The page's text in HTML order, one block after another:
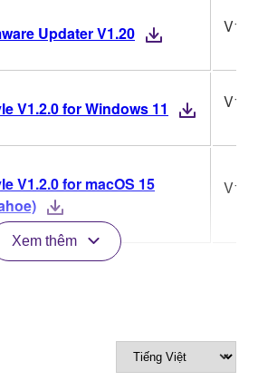
Updater V1.20
V1.2.0 for Windows 11
V1.2.0 for macOS 15
Xem thêm